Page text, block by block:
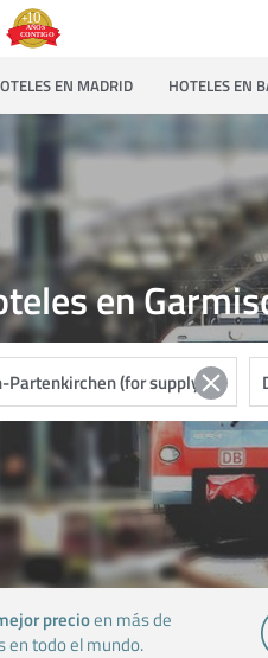
EN MADRID HOTELES EN
en
precioen más de
en todo el mundo.